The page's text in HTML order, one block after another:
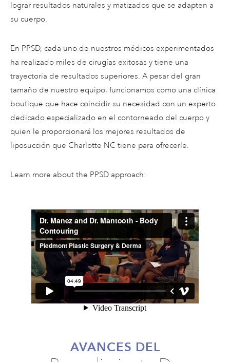
lograr resultados naturales y matizados que se adapten a
su cuerpo.
En PPSD, cada uno de nuestros médicos experimentados
ha realizado miles de cirugías exitosas y tiene una
trayectoria de resultados superiores. A pesar del gran
tamaño de nuestro equipo, funcionamos como una clínica
boutique que hace coincidir su necesidad con un experto
dedicado especializado en el contorneado del cuerpo y
quien le proporcionará los mejores resultados de
liposucción que Charlotte NC tiene para ofrecerle.
Learn more about the PPSD approach:
AVANCES DEL